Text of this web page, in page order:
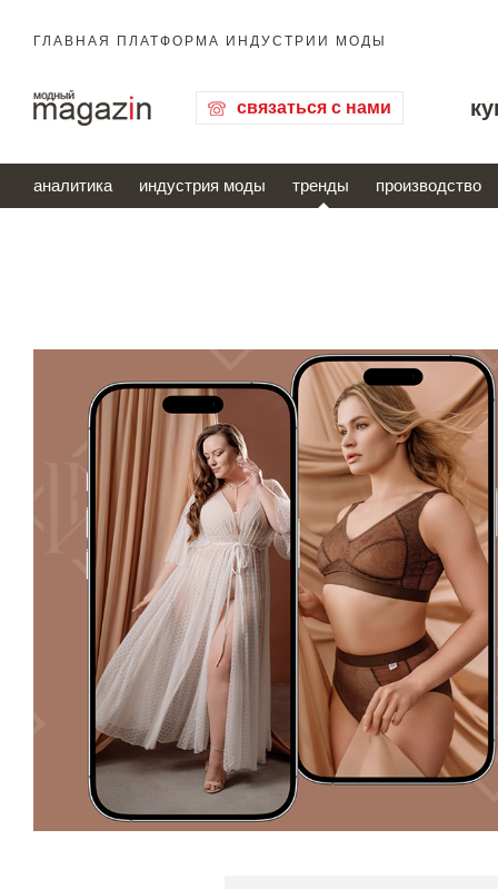
ГЛАВНАЯ ПЛАТФОРМА ИНДУСТРИИ МОДЫ
связаться с нами
аналитика индустрия моды тренды производство